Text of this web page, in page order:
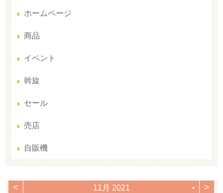
ホームページ
商品
イベント
斡旋
セール
売店
自販機
< 11月 2021 ▼ >